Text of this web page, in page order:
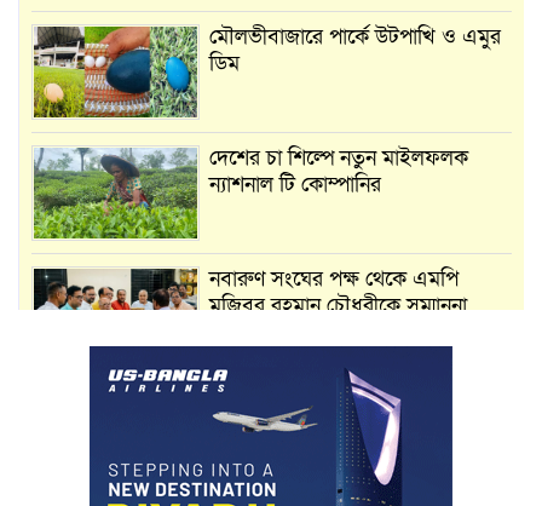
মৌলভীবাজারে পার্কে উটপাখি ও এমুর
ডিম
দেশের চা শিল্পে নতুন মাইলফলক
ন্যাশনাল টি কোম্পানির
নবারুণ সংঘের পক্ষ থেকে এমপি
মুজিবুর রহমান চৌধুরীকে সম্মাননা
মার্শাল আর্ট ক্লাব কাপে ‘জুসা মার্শাল
আর্ট’ এর সাফল্য, শ্রীমঙ্গলের আয়াত ও
আইরাহ ঝুলিতে ৪ পদক